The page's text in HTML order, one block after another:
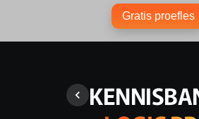
Gratis proefles